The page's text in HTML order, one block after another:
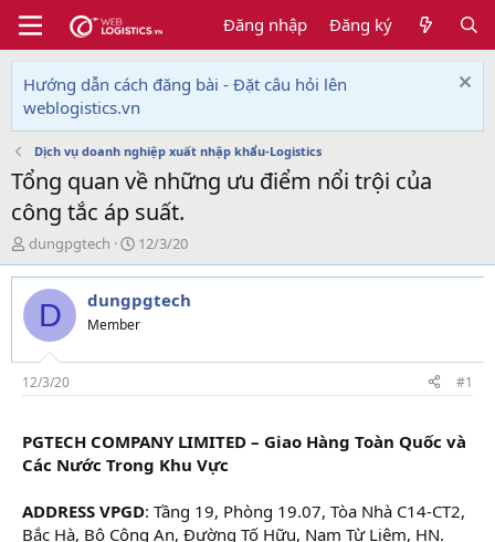
Đăng nhập Đăng ký
Hướng dẫn cách đăng bài - Đặt câu hỏi lên
weblogistics.vn
Dịch vụ doanh nghiệp xuất nhập khẩu-Logistics
Tổng quan về những ưu điểm nổi trội của
công tắc áp suất.
T
h
r
e
d
s
t
a
t
e
dungpgtech
N
g
à
y
g
i
12/3/20
D dungpgtech
Member
12/3/20 #1
PGTECH COMPANY LIMITED – Giao Hàng Toàn Quốc và
Các Nước Trong Khu Vực
ADDRESS VPGD: Tầng 19, Phòng 19.07, Tòa Nhà C14-CT2,
Bắc Hà, Bộ Công An, Đường Tố Hữu, Nam Từ Liêm, HN.